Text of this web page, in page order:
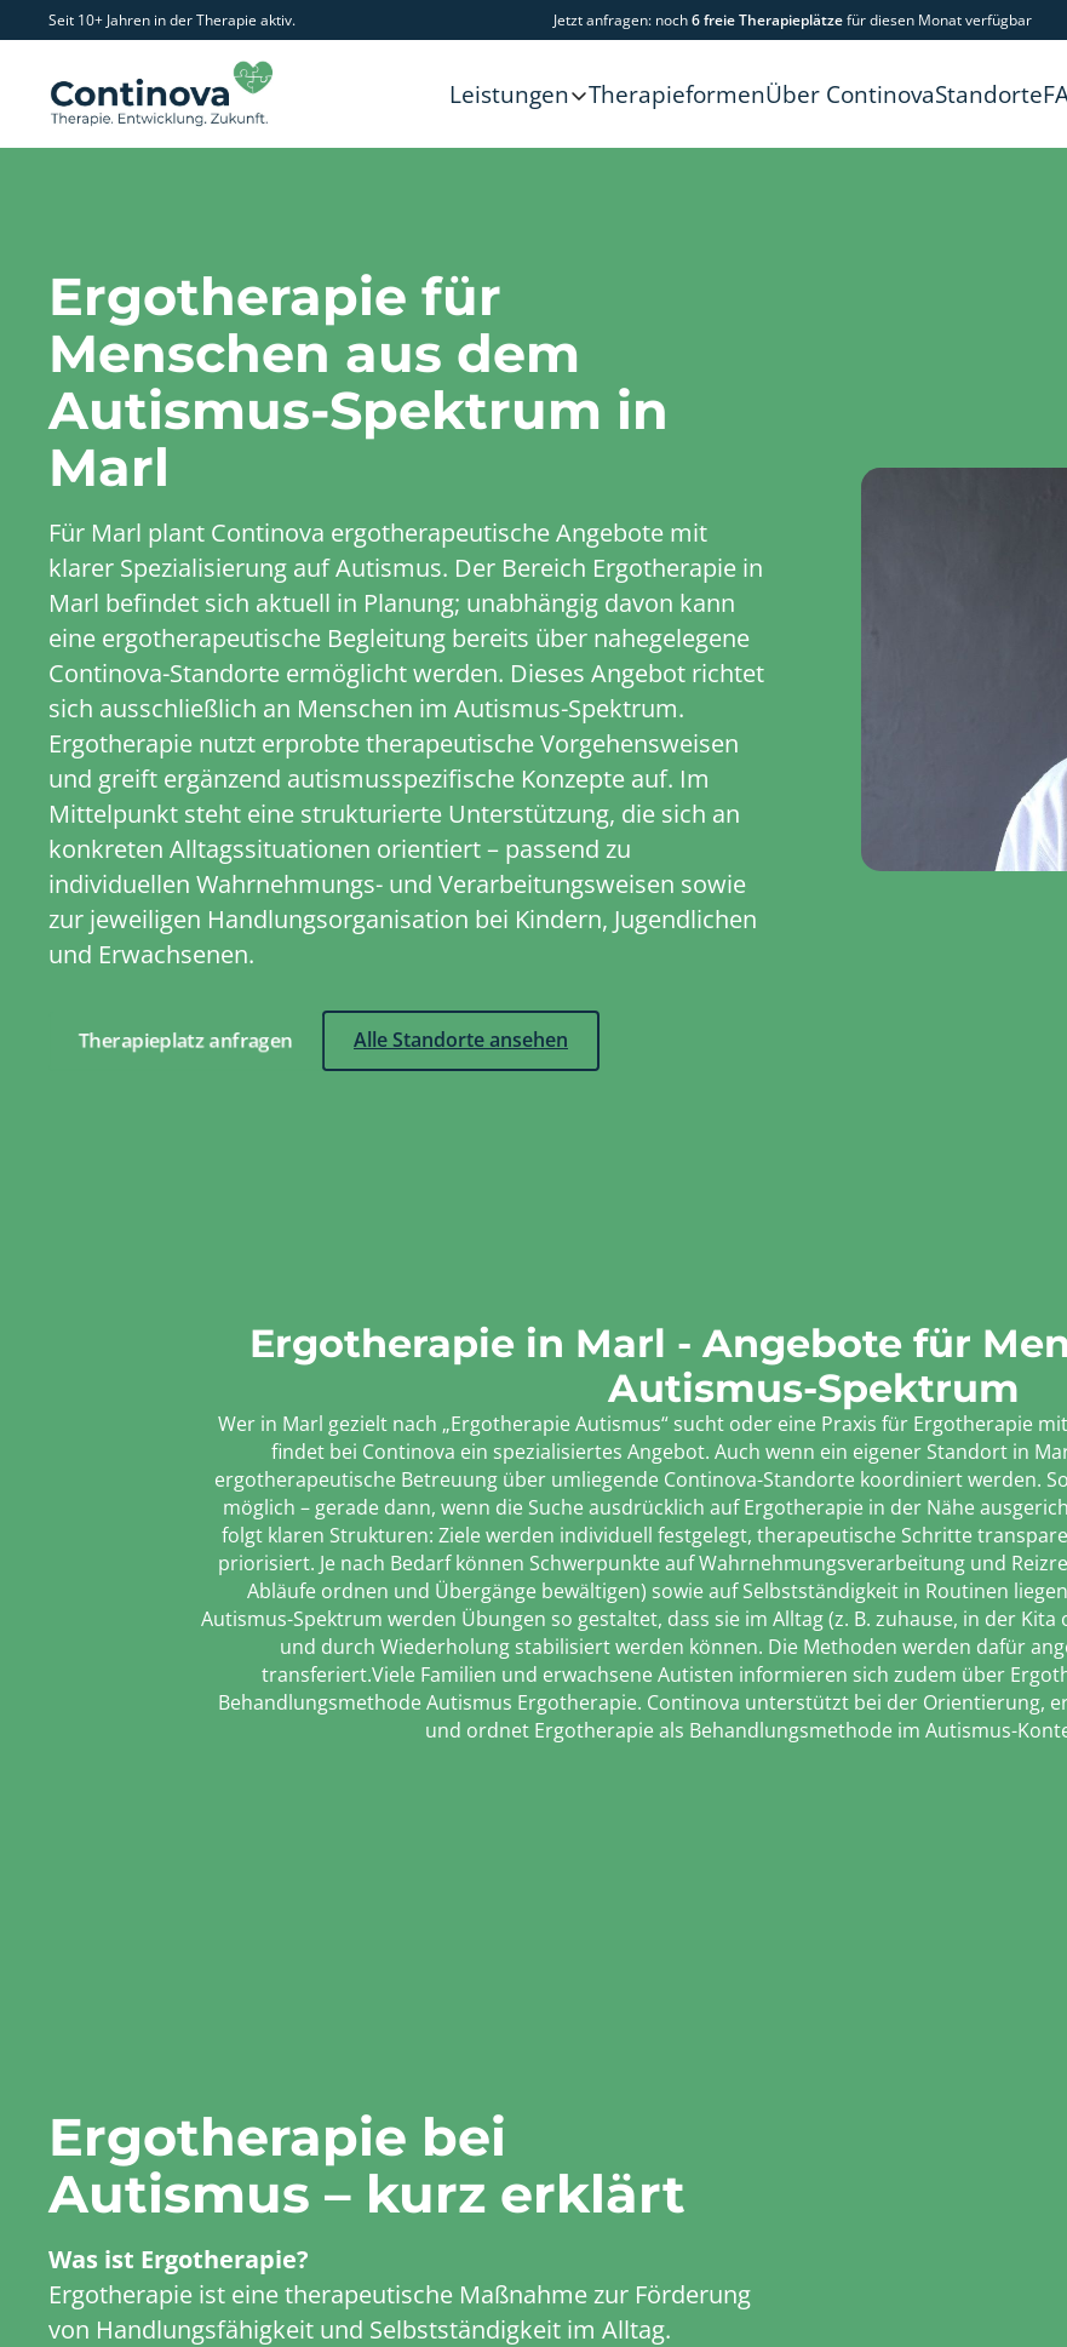
Seit 10+ Jahren in der Therapie aktiv. Jetzt anfragen: noch6 freie Therapieplätzefür diesen Monat verfügbar
Leistungen TherapieformenÜber ContinovaStandorte
Ergotherapie für
Menschen aus dem
Autismus-Spektrum in
Marl
Für Marl plant Continova ergotherapeutische Angebote mit
klarer Spezialisierung auf Autismus. Der Bereich Ergotherapie in
Marl befindet sich aktuell in Planung; unabhängig davon kann
eine ergotherapeutische Begleitung bereits über nahegelegene
Continova-Standorte ermöglicht werden. Dieses Angebot richtet
sich ausschließlich an Menschen im Autismus-Spektrum.
Ergotherapie nutzt erprobte therapeutische Vorgehensweisen
und greift ergänzend autismus­spezifische Konzepte auf. Im
Mittelpunkt steht eine strukturierte Unterstützung, die sich an
konkreten Alltagssituationen orientiert – passend zu
individuellen Wahrnehmungs- und Verarbeitungsweisen sowie
zur jeweiligen Handlungsorganisation bei Kindern, Jugendlichen
und Erwachsenen.
Therapieplatz anfragen Alle Standorte ansehen
Ergotherapie in Marl - Angebote für
Autismus-Spektrum
Wer in Marl gezielt nach „Ergotherapie Autismus“ sucht oder eine Praxis für Ergotherapie
findet bei Continova ein spezialisiertes Angebot. Auch wenn ein eigener Standort in
ergotherapeutische Betreuung über umliegende Continova-Standorte koordiniert werden.
möglich – gerade dann, wenn die Suche ausdrücklich auf Ergotherapie in der Nähe
folgt klaren Strukturen: Ziele werden individuell festgelegt, therapeutische Schritte
priorisiert. Je nach Bedarf können Schwerpunkte auf Wahrnehmungsverarbeitung und
Abläufe ordnen und Übergänge bewältigen) sowie auf Selbstständigkeit in Routinen
Autismus-Spektrum werden Übungen so gestaltet, dass sie im Alltag (z. B. zuhause, in der
und durch Wiederholung stabilisiert werden können. Die Methoden werden dafür
transferiert.Viele Familien und erwachsene Autisten informieren sich zudem über
Behandlungsmethode Autismus Ergotherapie. Continova unterstützt bei der Orientierung,
und ordnet Ergotherapie als Behandlungsmethode im Autismus-
Ergotherapie bei
Autismus – kurz erklärt
Was ist Ergotherapie?
Ergotherapie ist eine therapeutische Maßnahme zur Förderung
von Handlungsfähigkeit und Selbstständigkeit im Alltag.